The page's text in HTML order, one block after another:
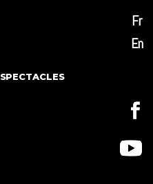
Fr
En
SPECTACLES